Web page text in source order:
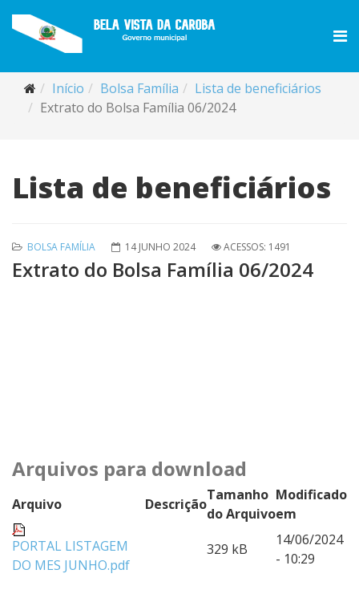
Início Bolsa Família
Lista de beneficiários
Extrato do Bolsa Família 06/2024
Lista de beneficiários
BOLSA FAMÍLIA 14 JUNHO 2024 ACESSOS: 1491
Extrato do Bolsa Família 06/2024
Arquivos para download
Arquivo Descrição
Tamanho
do Arquivo
Modificado
em
PORTAL LISTAGEM
DO MES JUNHO.pdf
329 kB
14/06/2024
- 10:29